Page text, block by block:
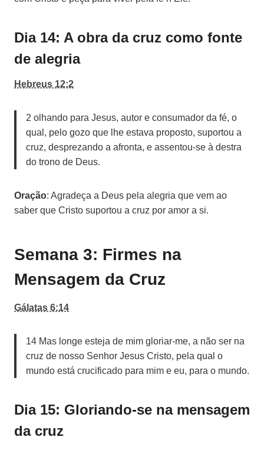
Dia 14: A obra da cruz como fonte
de alegria
Hebreus 12:2
2 olhando para Jesus, autor e consumador da fé, o
qual, pelo gozo que lhe estava proposto, suportou a
cruz, desprezando a afronta, e assentou-se à destra
do trono de Deus.
Oração: Agradeça a Deus pela alegria que vem ao
saber que Cristo suportou a cruz por amor a si.
Semana 3: Firmes na
Mensagem da Cruz
Gálatas 6:14
14 Mas longe esteja de mim gloriar-me, a não ser na
cruz de nosso Senhor Jesus Cristo, pela qual o
mundo está crucificado para mim e eu, para o mundo.
Dia 15: Gloriando-se na mensagem
da cruz